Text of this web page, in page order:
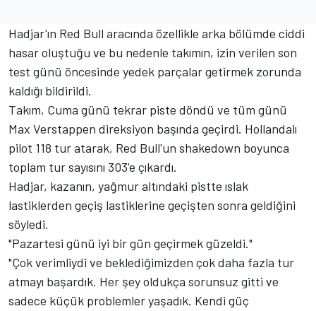
Hadjar'ın Red Bull aracında özellikle arka bölümde ciddi
hasar oluştuğu ve bu nedenle takımın, izin verilen son
test günü öncesinde yedek parçalar getirmek zorunda
kaldığı bildirildi.
Takım, Cuma günü tekrar piste döndü ve tüm günü
Max Verstappen direksiyon başında geçirdi. Hollandalı
pilot 118 tur atarak, Red Bull'un shakedown boyunca
toplam tur sayısını 303'e çıkardı.
Hadjar, kazanın, yağmur altındaki pistte ıslak
lastiklerden geçiş lastiklerine geçişten sonra geldiğini
söyledi.
"Pazartesi günü iyi bir gün geçirmek güzeldi."
"Çok verimliydi ve beklediğimizden çok daha fazla tur
atmayı başardık. Her şey oldukça sorunsuz gitti ve
sadece küçük problemler yaşadık. Kendi güç